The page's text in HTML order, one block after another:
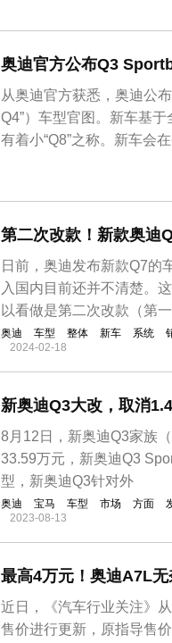
奥迪官方公布Q3
从奥迪官方获悉，奥迪公
Q4”）车型官图。新车基
有着小“Q8”之称。新车会
第二次改款！新款奥迪
日前，奥迪发布新款Q7的
入国内目前还并不清楚。
以看做是第二次改款（第
奥迪 车型 整体 新车 系统
2024-02-18
新奥迪Q3大改，取消
8月12日，新奥迪Q3家族
33.59万元，新奥迪Q3
型，新奥迪Q3针对外
奥迪 宝马 车型 市场 方面
2023-08-13
最高4万元！奥迪A7L无
近日，《汽车行业关注》
售价进行更新，原指导售